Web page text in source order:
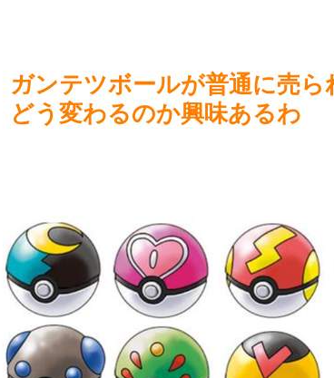
ガンテツボールが普通に売
どう変わるのか興味あるわ